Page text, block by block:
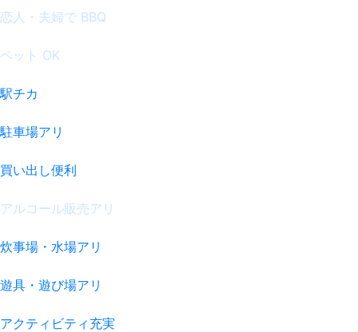
恋人・夫婦で BBQ
ペット OK
駅チカ
駐車場アリ
買い出し便利
アルコール販売アリ
炊事場・水場アリ
遊具・遊び場アリ
アクティビティ充実